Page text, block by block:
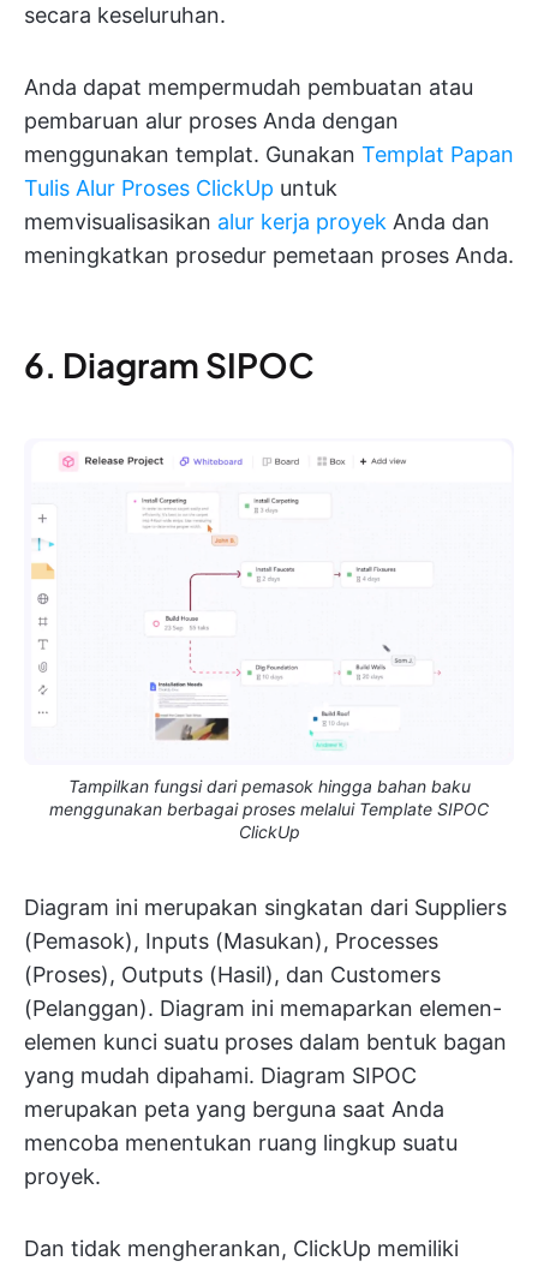
secara keseluruhan.
Anda dapat mempermudah pembuatan atau
pembaruan alur proses Anda dengan
menggunakan templat. Gunakan Templat Papan
Tulis Alur Proses ClickUp untuk
memvisualisasikan alur kerja proyek Anda dan
meningkatkan prosedur pemetaan proses Anda.
6. Diagram SIPOC
Tampilkan fungsi dari pemasok hingga bahan baku
menggunakan berbagai proses melalui Template SIPOC
ClickUp
Diagram ini merupakan singkatan dari Suppliers
(Pemasok), Inputs (Masukan), Processes
(Proses), Outputs (Hasil), dan Customers
(Pelanggan). Diagram ini memaparkan elemen-
elemen kunci suatu proses dalam bentuk bagan
yang mudah dipahami. Diagram SIPOC
merupakan peta yang berguna saat Anda
mencoba menentukan ruang lingkup suatu
proyek.
Dan tidak mengherankan, ClickUp memiliki